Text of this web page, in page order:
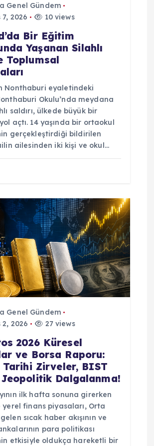
Genel Gündem
2026
10 views
Bir Eğitim
Yaşanan Silahlı
Toplumsal
Nonthaburi eyaletindeki
Okulu’nda meydana
saldırı, ülkede büyük bir
açtı. 14 yaşında bir ortaokul
gerçekleştirdiği bildirilen
ailesinden iki kişi ve okul…
Genel Gündem
2026
27 views
2026 Küresel
ve Borsa Raporu:
Tarihi Zirveler, BIST
Jeopolitik Dalgalanma!
ilk hafta sonuna girerken
yerel finans piyasaları, Orta
sıcak haber akışının ve
para politikası
etkisiyle oldukça hareketli bir